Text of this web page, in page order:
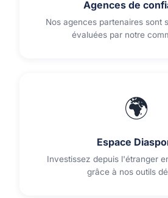
Agences de
Nos agences partenaires sont
évaluées par notre
🌍
Espace
Investissez depuis l'étranger
grâce à nos outils